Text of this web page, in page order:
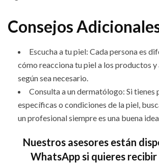
Consejos
Escucha a tu piel: Cada persona es
cómo reacciona tu piel a los productos
según sea necesario.
Consulta a un dermatólogo: Si tienes
específicas o condiciones de la piel,
un profesional siempre es una buena idea.
Nuestros asesores están
WhatsApp si quieres recibir